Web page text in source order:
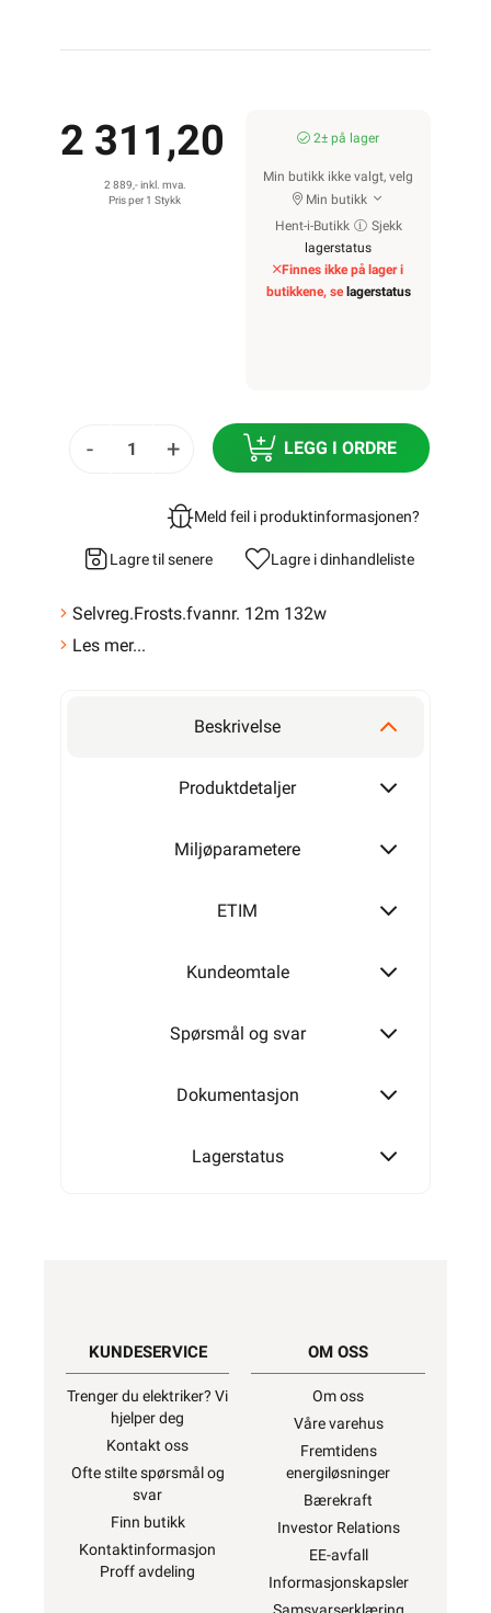
2 311,20
2 889,- inkl. mva.
Pris per 1 Stykk
2± på lager
Min butikk ikke valgt, velg
Min butikk
Hent-i-Butikk
Sjekk
lagerstatus
Finnes ikke på lager i
butikkene, se lagerstatus
- + LEGG I ORDRE
Meld feil i produktinformasjonen?
Lagre til senere Lagre i dinhandleliste
Selvreg.Frosts.fvannr. 12m 132w
Les mer...
Beskrivelse
Produktdetaljer
Miljøparametere
ETIM
Kundeomtale
Spørsmål og svar
Dokumentasjon
Lagerstatus
KUNDESERVICE
Trenger du elektriker? Vi
hjelper deg
Kontakt oss
Ofte stilte spørsmål og
svar
Finn butikk
Kontaktinformasjon
Proff avdeling
OM OSS
Om oss
Våre varehus
Fremtidens
energiløsninger
Bærekraft
Investor Relations
EE-avfall
Informasjonskapsler